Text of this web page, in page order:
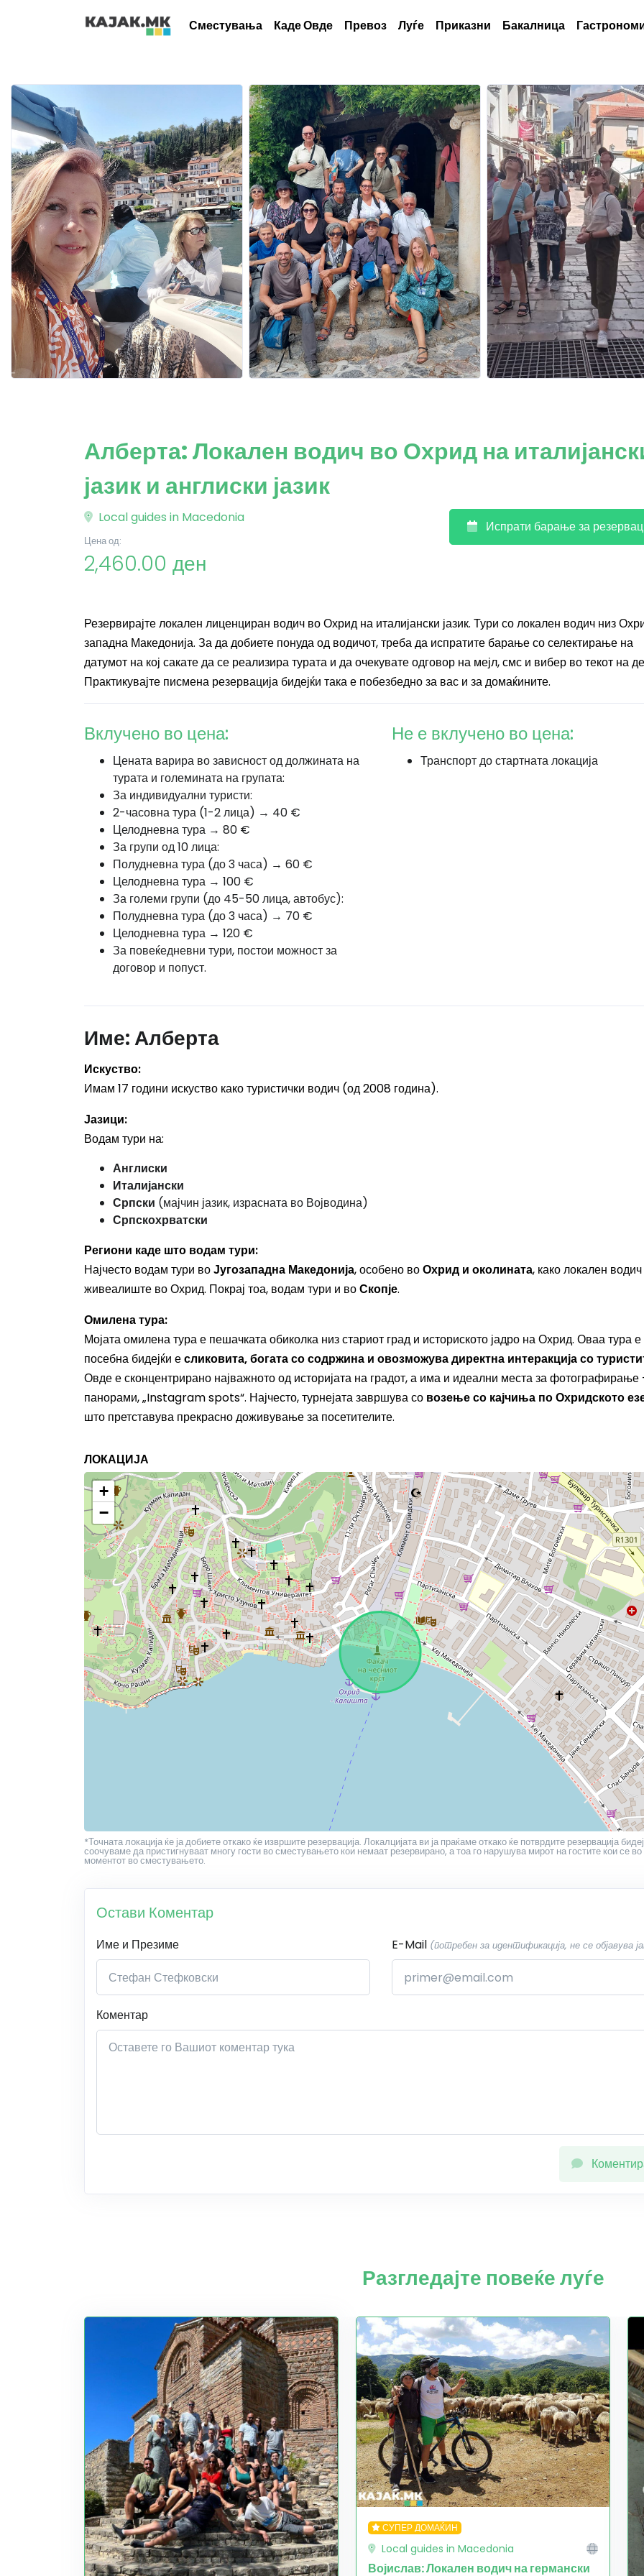
Сместувања Каде Овде Превоз Луѓе Приказни Бакалница
Алберта: Локален водич во Охрид на
јазик и англиски јазик
Local guides in Macedonia
Цена од:
2,460.00 ден
Испрати барање за
Резервирајте локален лиценциран водич во Охрид на италијански јазик. Тури со локален водич низ
западна Македонија. За да добиете понуда од водичот, треба да испратите барање со селектирање на
датумот на кој сакате да се реализира турата и да очекувате одговор на мејл, смс и вибер во текот на
Практикувајте писмена резервација бидејќи така е побезбедно за вас и за домаќините.
Вклучено во цена:
Цената варира во зависност од должината на
турата и големината на групата:
За индивидуални туристи:
2-часовна тура (1-2 лица) → 40 €
Целодневна тура → 80 €
За групи од 10 лица:
Полудневна тура (до 3 часа) → 60 €
Целодневна тура → 100 €
За големи групи (до 45-50 лица, автобус):
Полудневна тура (до 3 часа) → 70 €
Целодневна тура → 120 €
За повеќедневни тури, постои можност за
договор и попуст.
Не е вклучено во цена:
Транспорт до стартната локација
Име:Алберта
Искуство:
Имам 17 години искуство како туристички водич (од 2008 година).
Јазици:
Водам тури на:
Англиски
Италијански
Српски (мајчин јазик, израсната во Војводина)
Српскохрватски
Региони каде што водам тури:
Најчесто водам тури воЈугозападна Македонија, особено воОхрид и околината, како локален
живеалиште во Охрид. Покрај тоа, водам тури и воСкопје.
Омилена тура:
Мојата омилена тура е пешачката обиколка низ стариот град и историското јадро на Охрид. Оваа тура е
посебна бидејќи есликовита, богата со содржина и овозможува директна интеракција со
Овде е сконцентрирано најважното од историјата на градот, а има и идеални места за фотографирање
панорами, „Instagram spots“. Најчесто, турнејата завршува со возење со кајчиња по Охридското
што претставува прекрасно доживување за посетителите.
ЛОКАЦИЈА
+
−
*Точната локација ќе ја добиете откако ќе извршите резервација. Локалцијата ви ја праќаме откако ќе потврдите резервација
соочуваме да пристигнуваат многу гости во сместувањето кои немаат резервирано, а тоа го нарушува мирот на гостите кои се во
моментот во сместувањето.
Остави Коментар
Име и Презиме E-Mail (потребен за идентификација, не се објавува
Коментар
Разгледајте повеќе луѓе
СУПЕР ДОМАЌИН
Local guides in Macedonia
Војислав: Локален водич на германски